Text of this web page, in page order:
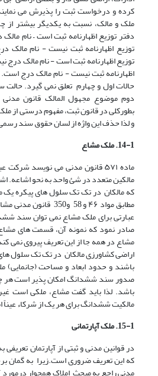
کرده و درخواست ثبت را پذیرش می
اظهارنامه ثبت نیست - نام مالک درج است.
حالات اول و چهارم تعلق نمی گیرد.
دوم موضوع مجهول المالک قانون
بطورکلی در قانون ثبت، مفهوم درستی از
و لذا حذف این واژه از لسان حقوق سند
14-1. ملک مشاع
ماده ۵۷۱ قانون مدنی می نویسد
مالکین متعدد در شئ واحد به نحو اشاعه.
که مالکان در تک تک سلول های پیکره یک
مطابق مواد ۴۶ و 58
عبارتی برای ملک مشاع نمی توان سند
صادر نمود که نمونه آن، قسمت های
مشاع در همه جا از این تعریف پیروی نمی
اراضی کشاورزی مالکان در تک تک سلول
باشند و حدود ابعاد و مساحت (جانمایی)
صدور سند ششدانگ امکان پذیر است هر
باشد. لذا باید گفت مشاع، ملکی است
مالکیت ششدانگ برای هر یک از شرکاء عیناً
15-1. ملک آپارتمانی
در قوانین مدنی و ثبتی از آپارتمان
که این تعریف ضروری است.زیرا به گمان